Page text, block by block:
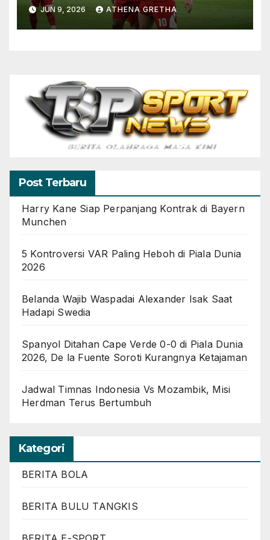
JUN 9, 2026 ATHENA GRETHA
Post Terbaru
Harry Kane Siap Perpanjang Kontrak di Bayern
Munchen
5 Kontroversi VAR Paling Heboh di Piala Dunia
2026
Belanda Wajib Waspadai Alexander Isak Saat
Hadapi Swedia
Spanyol Ditahan Cape Verde 0-0 di Piala Dunia
2026, De la Fuente Soroti Kurangnya Ketajaman
Jadwal Timnas Indonesia Vs Mozambik, Misi
Herdman Terus Bertumbuh
Kategori
BERITA BOLA
BERITA BULU TANGKIS